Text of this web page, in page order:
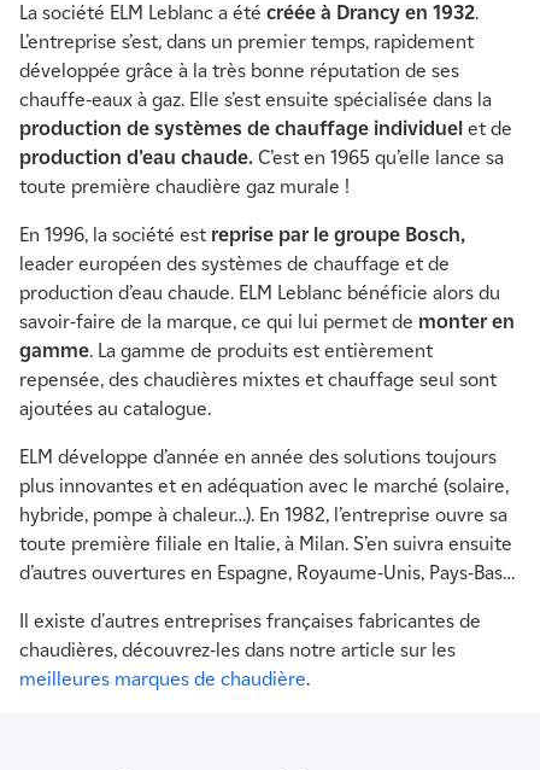
La société ELM Leblanc a été créée à Drancy en 1932.
L’entreprise s’est, dans un premier temps, rapidement
développée grâce à la très bonne réputation de ses
chauffe-eaux à gaz. Elle s’est ensuite spécialisée dans la
production de systèmes de chauffage individuel et de
production d’eau chaude. C’est en 1965 qu’elle lance sa
toute première chaudière gaz murale !
En 1996, la société est reprise par le groupe Bosch,
leader européen des systèmes de chauffage et de
production d’eau chaude. ELM Leblanc bénéficie alors du
savoir-faire de la marque, ce qui lui permet de monter en
gamme. La gamme de produits est entièrement
repensée, des chaudières mixtes et chauffage seul sont
ajoutées au catalogue.
ELM développe d’année en année des solutions toujours
plus innovantes et en adéquation avec le marché (solaire,
hybride, pompe à chaleur…). En 1982, l’entreprise ouvre sa
toute première filiale en Italie, à Milan. S’en suivra ensuite
d’autres ouvertures en Espagne, Royaume-Unis, Pays-Bas…
Il existe d'autres entreprises françaises fabricantes de
chaudières, découvrez-les dans notre article sur les
meilleures marques de chaudière.